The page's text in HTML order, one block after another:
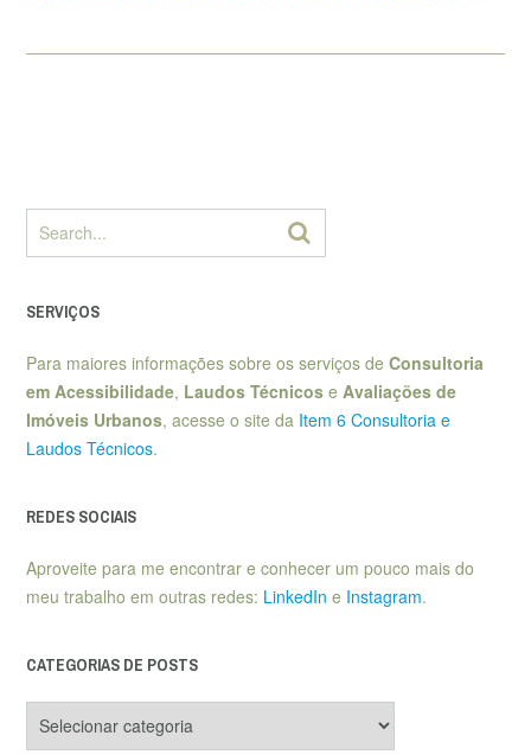
SERVIÇOS
Para maiores informações sobre os serviços de Consultoria
em Acessibilidade, Laudos Técnicos e Avaliações de
Imóveis Urbanos, acesse o site da Item 6 Consultoria e
Laudos Técnicos.
REDES SOCIAIS
Aproveite para me encontrar e conhecer um pouco mais do
meu trabalho em outras redes: LinkedIn e Instagram.
CATEGORIAS DE POSTS
de